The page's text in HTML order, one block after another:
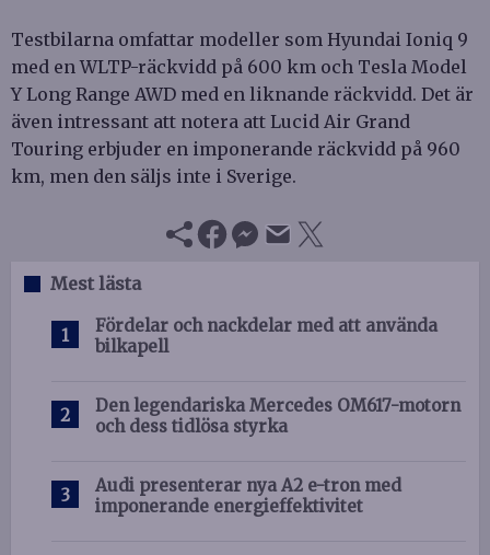
Testbilarna omfattar modeller som Hyundai Ioniq 9
med en WLTP-räckvidd på 600 km och Tesla Model
Y Long Range AWD med en liknande räckvidd. Det är
även intressant att notera att Lucid Air Grand
Touring erbjuder en imponerande räckvidd på 960
km, men den säljs inte i Sverige.
Mest lästa
Fördelar och nackdelar med att använda
bilkapell
Den legendariska Mercedes OM617-motorn
och dess tidlösa styrka
Audi presenterar nya A2 e-tron med
imponerande energieffektivitet